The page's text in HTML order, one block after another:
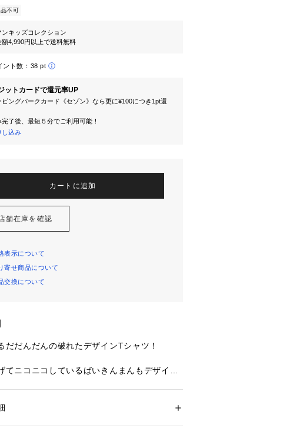
不可
ンキッズコレクション
額4,990円以上で送料無料
ト数： 38 pt
ットカードで還元率UP
ピングパークカード《セゾン》なら更に¥100につき1pt還
了後、最短５分でご利用可能！
し込み
カートに追加
舗在庫を確認
表示について
寄せ商品について
交換について
だだんだんの破れたデザインTシャツ！
てニコニコしているばいきんまんもデザイン
材を使用しているので、べたつかずさらりと
ズ・ベビー